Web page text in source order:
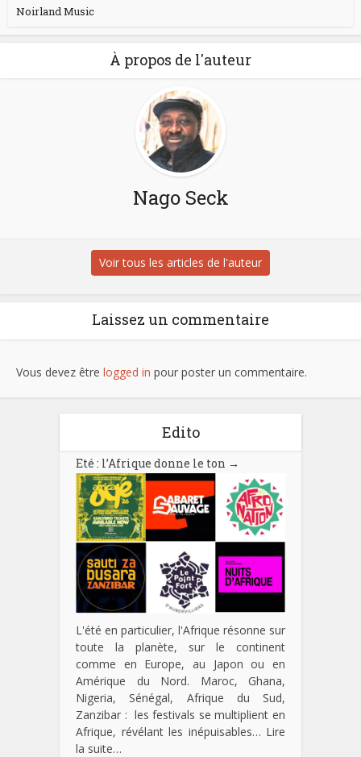
Noirland Music
À propos de l'auteur
Nago Seck
Voir tous les articles de l'auteur
Laissez un commentaire
Vous devez être logged in pour poster un commentaire.
Edito
Eté : l’Afrique donne le ton →
L'été en particulier, l'Afrique résonne sur
toute la planète, sur le continent
comme en Europe, au Japon ou en
Amérique du Nord. Maroc, Ghana,
Nigeria, Sénégal, Afrique du Sud,
Zanzibar : les festivals se multiplient en
Afrique, révélant les inépuisables… Lire
la suite…